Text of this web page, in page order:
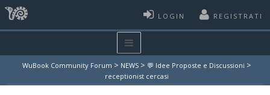
LOGIN REGISTRATI
WuBook Community Forum > NEWS > 💬 Idee Proposte e Discussioni >
receptionist cercasi